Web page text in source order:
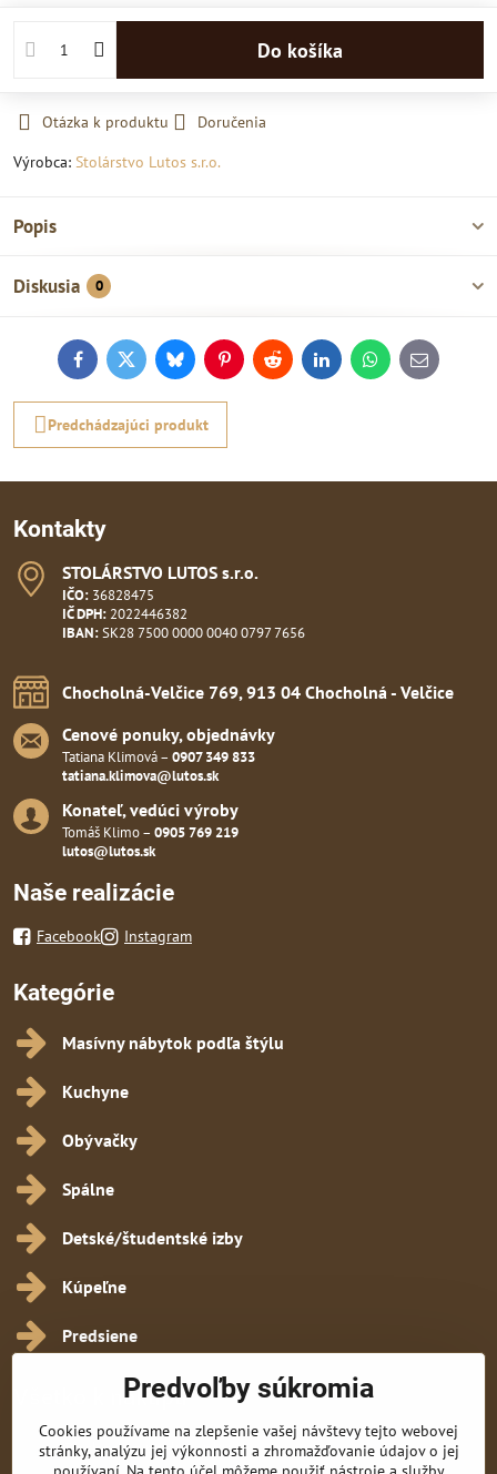
Do košíka
Otázka k produktu
Doručenia
Výrobca: Stolárstvo Lutos s.r.o.
Popis
Diskusia 0
FacebookTwitterBlueskyPinterestReddit LinkedInWhatsApp
E-
mail
Predchádzajúci produkt
Kontakty
STOLÁRSTVO LUTOS s​.r​.o​.
IČO: 36828475
IČ DPH: 2022446382
IBAN:SK28 7500 0000 0040 0797 7656
Chocholná-Velčice 769, 913 04 Chocholná - Velčice
Cenové ponuky, objednávky
Tatiana Klimová – 0907 349 833
tatiana.klimova@lutos.sk
Konateľ, vedúci výroby
Tomáš Klimo – 0905 769 219
lutos@lutos.sk
Naše realizácie
Facebook Instagram
Kategórie
Masívny nábytok podľa štýlu
Kuchyne
Obývačky
Spálne
Detské/študentské izby
Kúpeľne
Predsiene
Všetko k nákupu
Obchodné podmienky
Predvoľby súkromia
Cookies používame na zlepšenie vašej návštevy tejto webovej
stránky, analýzu jej výkonnosti a zhromažďovanie údajov o jej